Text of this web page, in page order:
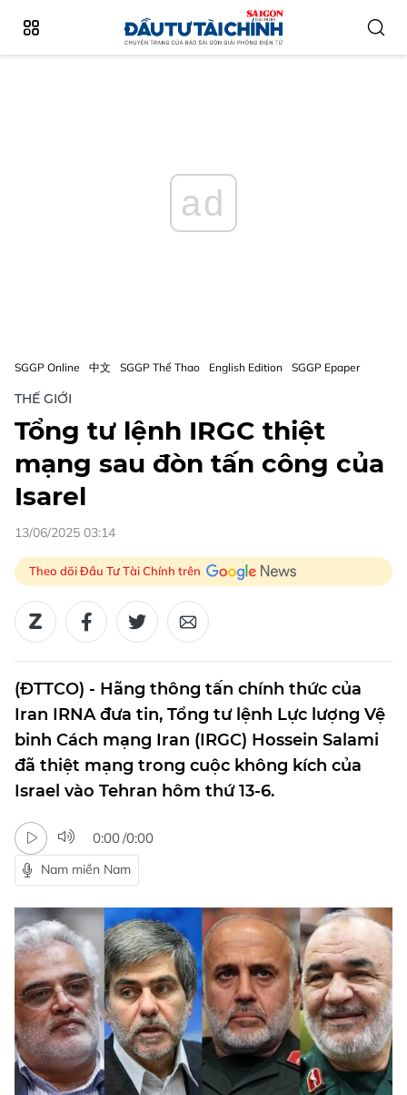
ad
SGGP Online 中文 SGGP Thể Thao English Edition SGGP Epaper
THẾ GIỚI
Tổng tư lệnh IRGC thiệt
mạng sau đòn tấn công của
Isarel
13/06/2025 03:14
Theo dõi Đầu Tư Tài Chính trên
(ĐTTCO) - Hãng thông tấn chính thức của
Iran IRNA đưa tin, Tổng tư lệnh Lực lượng Vệ
binh Cách mạng Iran (IRGC) Hossein Salami
đã thiệt mạng trong cuộc không kích của
Israel vào Tehran hôm thứ 13-6.
0:00/0:00
Nam miền Nam